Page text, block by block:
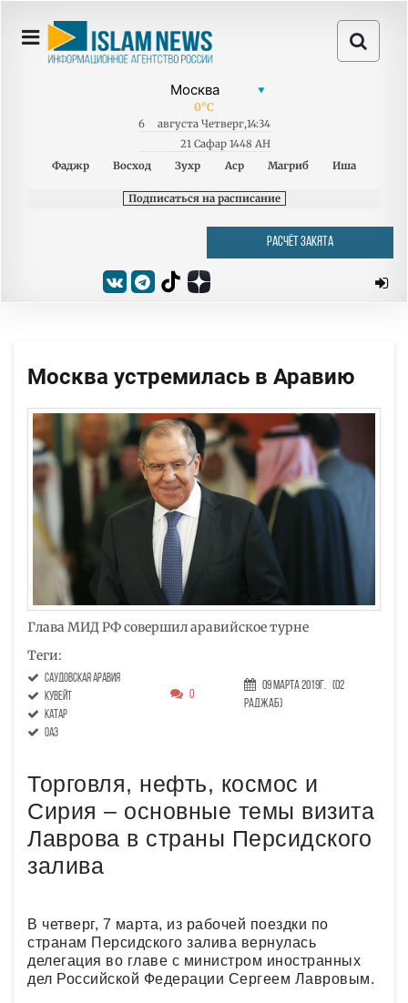
0°C
6 августа Четверг,14:34
21 Сафар 1448 AH
Фаджр
Восход Зухр Аср Магриб Иша
Подписаться на расписание
РАСЧЁТ ЗАКЯТА
Москва устремилась в Аравию
Глава МИД РФ совершил аравийское турне
Теги:
саудовская аравия
Кувейт
Катар
оаэ
0
09 Марта 2019г. (02
Раджаб)
Торговля, нефть, космос и
Сирия – основные темы визита
Лаврова в страны Персидского
залива
В четверг, 7 марта, из рабочей поездки по
странам Персидского залива вернулась
делегация во главе с министром иностранных
дел Российской Федерации Сергеем Лавровым.